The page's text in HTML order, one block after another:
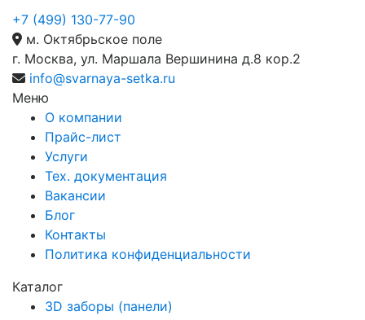
+7 (499) 130-77-90
м. Октябрьское поле
г. Москва, ул. Маршала Вершинина д.8 кор.2
info@svarnaya-setka.ru
Меню
О компании
Прайс-лист
Услуги
Тех. документация
Вакансии
Блог
Контакты
Политика конфиденциальности
Каталог
3D заборы (панели)